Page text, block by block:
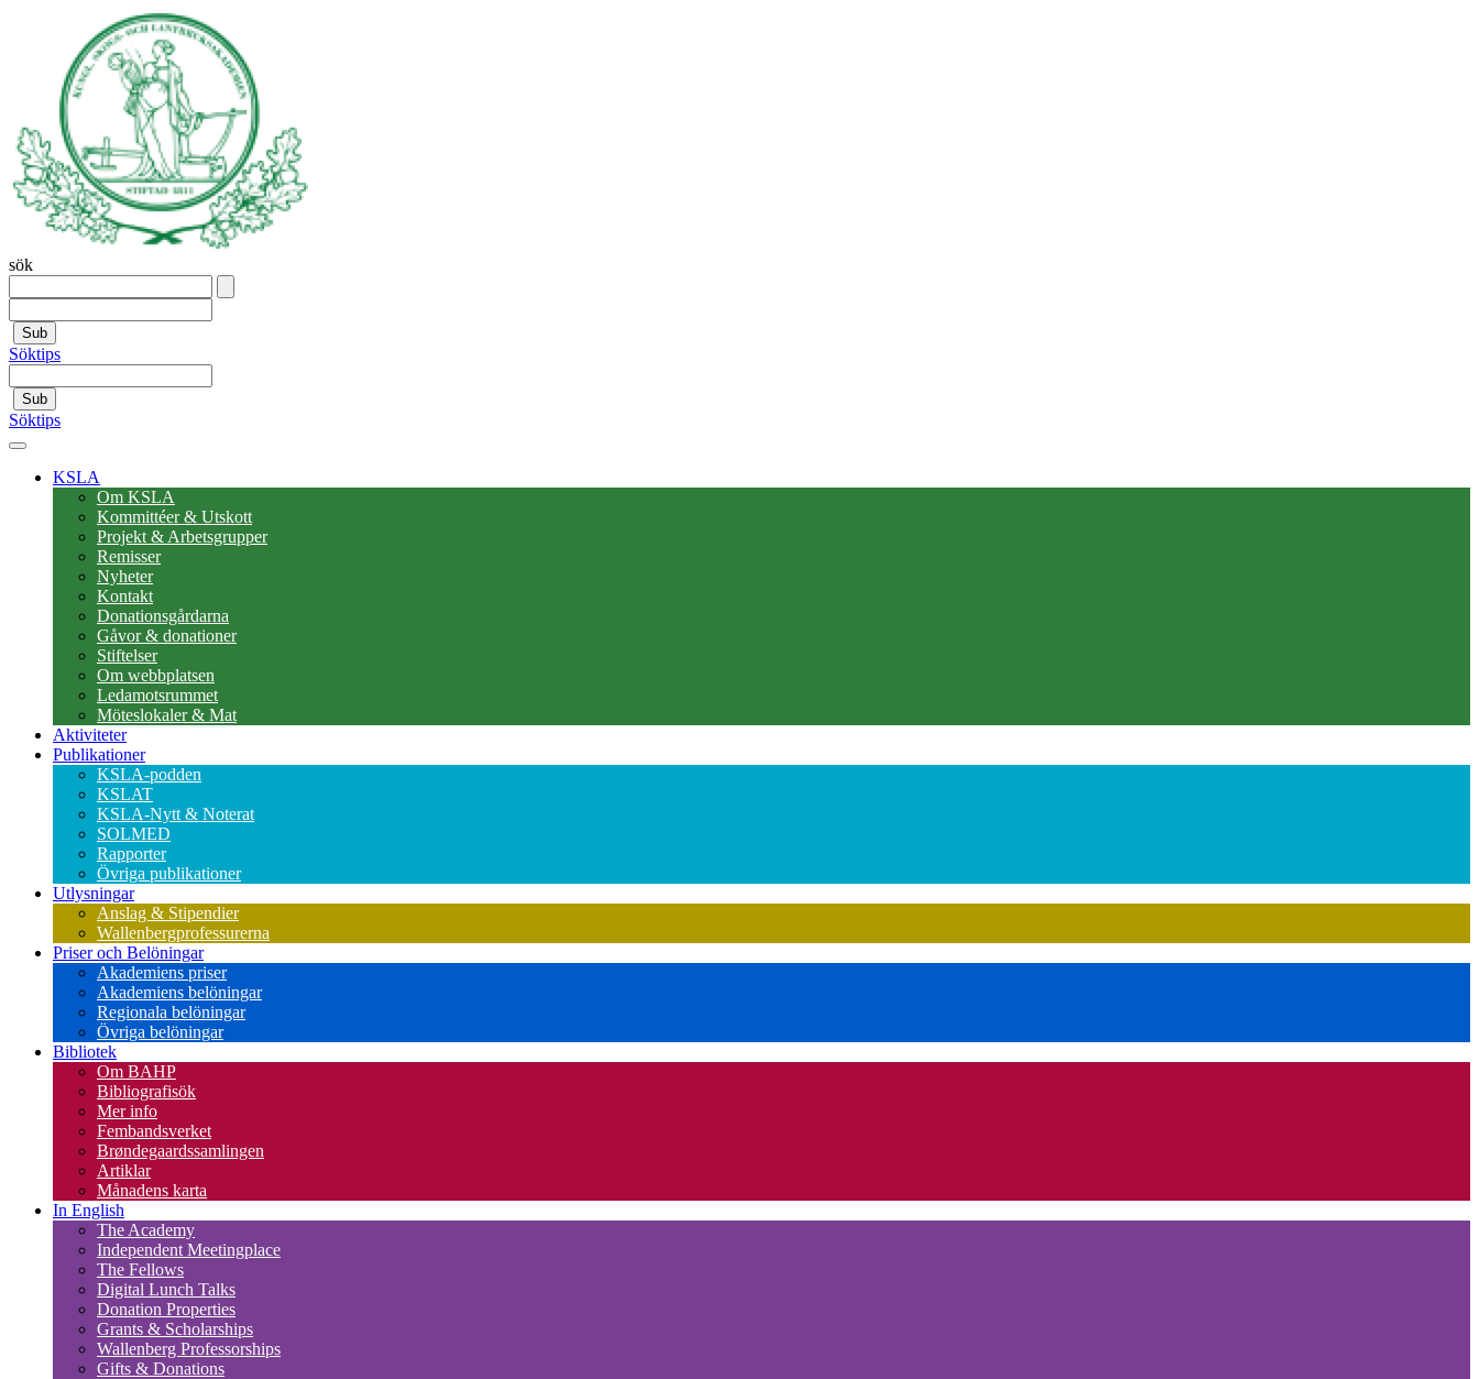
sök
Sub
Söktips
Sub
Söktips
KSLA
Om KSLA
Kommittéer & Utskott
Projekt & Arbetsgrupper
Remisser
Nyheter
Kontakt
Donationsgårdarna
Gåvor & donationer
Stiftelser
Om webbplatsen
Ledamotsrummet
Möteslokaler & Mat
Aktiviteter
Publikationer
KSLA-podden
KSLAT
KSLA-Nytt & Noterat
SOLMED
Rapporter
Övriga publikationer
Utlysningar
Anslag & Stipendier
Wallenbergprofessurerna
Priser och Belöningar
Akademiens priser
Akademiens belöningar
Regionala belöningar
Övriga belöningar
Bibliotek
Om BAHP
Bibliografisök
Mer info
Fembandsverket
Brøndegaardssamlingen
Artiklar
Månadens karta
In English
The Academy
Independent Meetingplace
The Fellows
Digital Lunch Talks
Donation Properties
Grants & Scholarships
Wallenberg Professorships
Gifts & Donations